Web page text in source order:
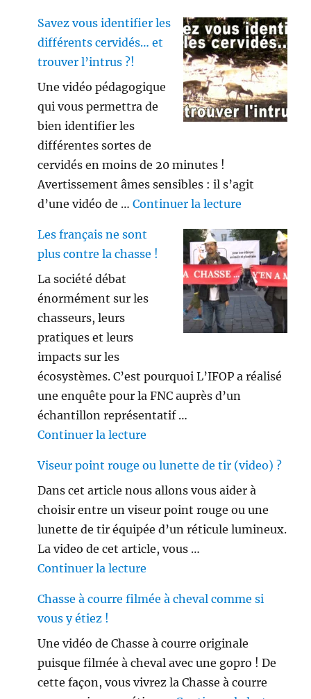
Savez vous identifier les
différents cervidés… et
trouver l’intrus ?!
Une vidéo pédagogique
qui vous permettra de
bien identifier les
différentes sortes de
cervidés en moins de 20 minutes !
Avertissement âmes sensibles : il s’agit
d’une vidéo de …Continuer la lecture
Les français ne sont
plus contre la chasse !
La société débat
énormément sur les
chasseurs, leurs
pratiques et leurs
impacts sur les
écosystèmes. C’est pourquoi L’IFOP a réalisé
une enquête pour la FNC auprès d’un
échantillon représentatif …
Continuer la lecture
Viseur point rouge ou lunette de tir (video) ?
Dans cet article nous allons vous aider à
choisir entre un viseur point rouge ou une
lunette de tir équipée d’un réticule lumineux.
La video de cet article, vous …
Continuer la lecture
Chasse à courre filmée à cheval comme si
vous y étiez !
Une vidéo de Chasse à courre originale
puisque filmée à cheval avec une gopro ! De
cette façon, vous vivrez la Chasse à courre